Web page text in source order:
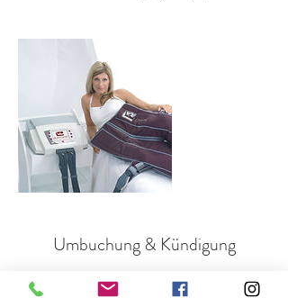
Umbuchung & Kündigung
Terminverschiebungen und Stornierungen müssen